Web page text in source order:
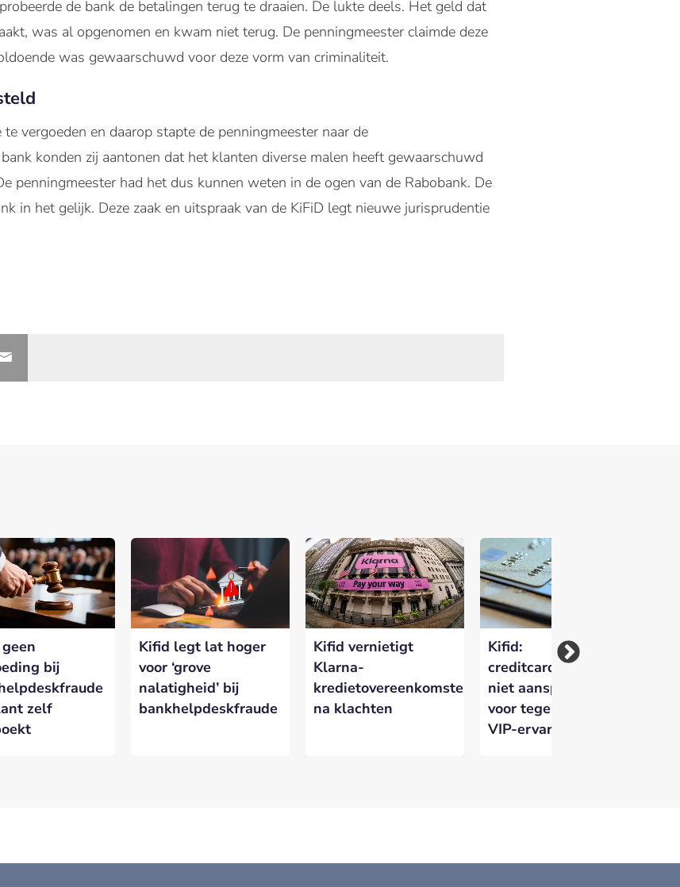
de bank de betalingen terug te draaien. De lukte deels. Het geld dat
was al opgenomen en kwam niet terug. De penningmeester claimde deze
was gewaarschuwd voor deze vorm van criminaliteit.
vergoeden en daarop stapte de penningmeester naar de
konden zij aantonen dat het klanten diverse malen heeft gewaarschuwd
penningmeester had het dus kunnen weten in de ogen van de Rabobank. De
in het gelijk. Deze zaak en uitspraak van de KiFiD legt nieuwe jurisprudentie
bij
zelf
Kifid legt lat hoger
voor ‘grove
nalatigheid’ bij
bankhelpdeskfraude
Kifid vernietigt
Klarna-
kredietovereenkomsten
na klachten
Kifid:
creditcarduitgever
niet aansprakelijk
voor tegenvallende
VIP-ervaring